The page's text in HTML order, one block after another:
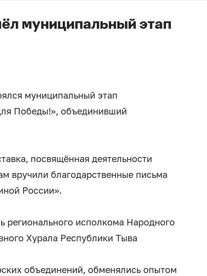
муниципальный этап
муниципальный этап
Победы!», объединивший
посвящённая деятельности
вручили благодарственные письма
России».
регионального исполкома Народного
Хурала Республики Тыва
объединений, обменялись опытом